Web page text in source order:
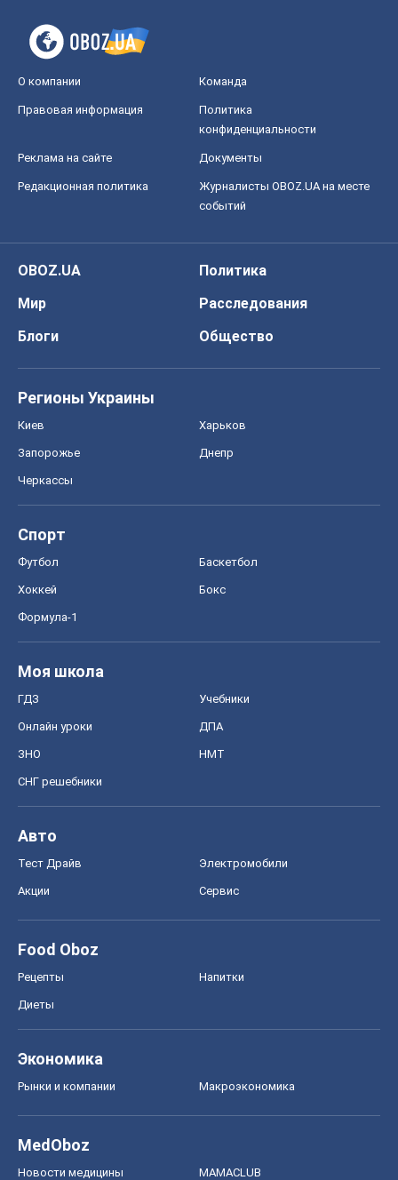
О компании Команда
Правовая информация
Политика
конфиденциальности
Реклама на сайте Документы
Редакционная политика
Журналисты OBOZ.UA на месте
событий
OBOZ.UA
Политика
Мир
Расследования
Блоги
Общество
Регионы Украины
Киев Харьков
Запорожье Днепр
Черкассы
Спорт
Футбол Баскетбол
Хоккей Бокс
Формула-1
Моя школа
ГДЗ Учебники
Онлайн уроки ДПА
ЗНО НМТ
СНГ решебники
Авто
Тест Драйв Электромобили
Акции Сервис
Food Oboz
Рецепты Напитки
Диеты
Экономика
Рынки и компании Mакроэкономика
MedOboz
Новости медицины MAMACLUB